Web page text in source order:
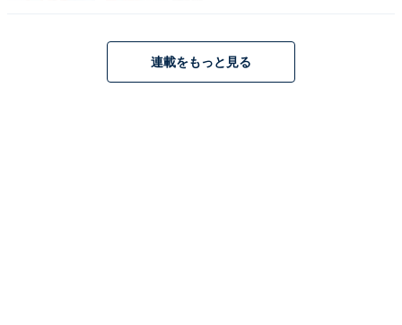
で規律に従って動いたりすることができるのはそのため
連載をもっと見る